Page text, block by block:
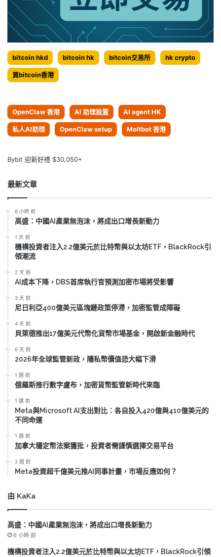
bitcoin hkd bitcoin hk bitcoin交易所 hk crypto
買bitcoin香港
OpenClaw 香港 AI 助理設置 AI agent HK
私人AI助理 OpenClaw setup Moltbot 香港
Bybit 迎新好禮 $30,050+
最新文章
6 小時 前
高盛：中國AI產業無泡沫，將成出口增長新動力
1 天 前
機構投資者注入2.2億美元於比特幣與以太坊ETF，BlackRock引
領潮流
2 天 前
AI成本下降，DBS首席執行官預測加密市場將受影響
3 天 前
尼日利亞400億美元區塊鏈政策停滯，加密監管成障礙
4 天 前
貝萊德推出17億美元代幣化貨幣市場基金，開啟新金融時代
6 天 前
2026年全球監管新政，隱私幣價值恐大幅下滑
1 週 前
俄羅斯推行數字盧布，加密貨幣監管新時代來臨
1 週 前
Meta與Microsoft AI支出對比：各自投入420億與410億美元的
不同命運
1 週 前
加拿大穩定幣法案獲批，投資者需謹慎選擇交易平台
2 週 前
Meta投資超千億美元推AI同事計畫，市場反應如何？
由 KaKa
高盛：中國AI產業無泡沫，將成出口增長新動力
6 小時 前
機構投資者注入2.2億美元於比特幣與以太坊ETF，BlackRock引領